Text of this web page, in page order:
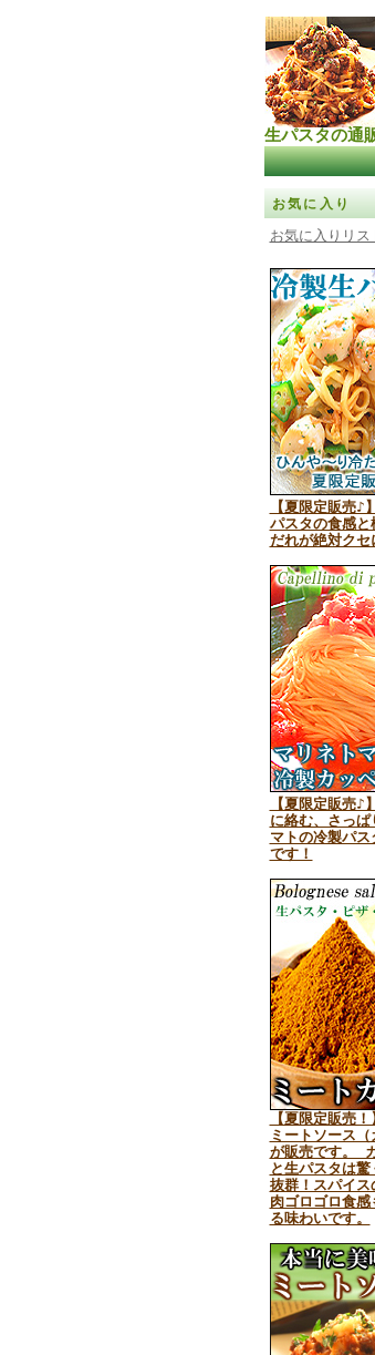
生パスタの通
お気に入り
お気に入りリス
【夏限定販売♪
パスタの食感と
だれが絶対クセ
【夏限定販売♪
に絡む、さっぱ
マトの冷製パス
です！
【夏限定販売
ミートソース（
が販売です。
と生パスタは
抜群！スパイス
肉ゴロゴロ食感
る味わいです。